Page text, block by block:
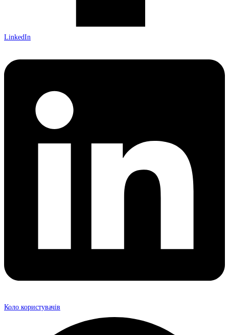
LinkedIn
Коло користувачів